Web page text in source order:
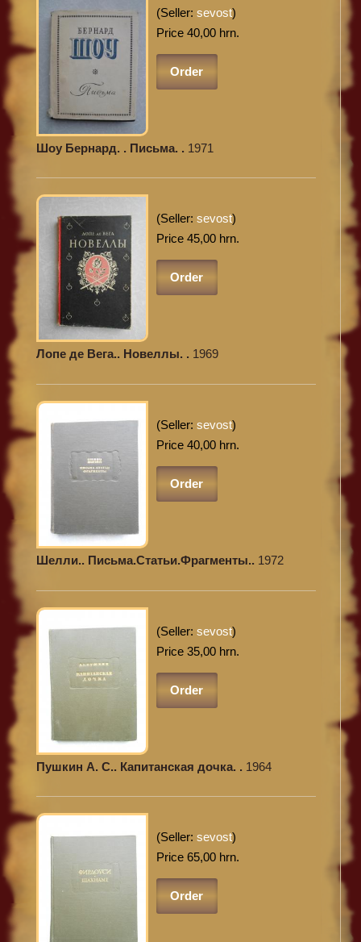
(Seller: sevost)
Price 40,00 hrn.
Order
Шоу Бернард. . Письма. . 1971
(Seller: sevost)
Price 45,00 hrn.
Order
Лопе де Вега.. Новеллы. . 1969
(Seller: sevost)
Price 40,00 hrn.
Order
Шелли.. Письма.Статьи.Фрагменты.. 1972
(Seller: sevost)
Price 35,00 hrn.
Order
Пушкин А. С.. Капитанская дочка. . 1964
(Seller: sevost)
Price 65,00 hrn.
Order